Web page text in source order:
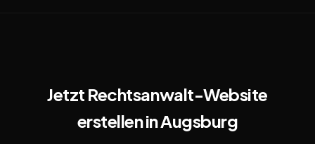
Jetzt Rechtsanwalt-Website
erstellen in Augsburg